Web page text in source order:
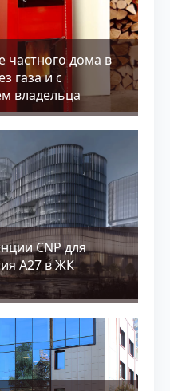
частного дома в
газа и с
владельца
CNP для
А27 в ЖК